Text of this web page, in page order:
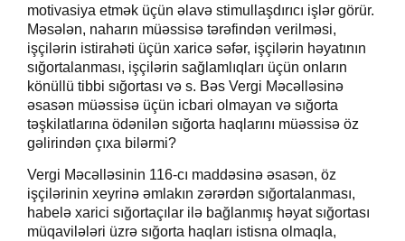
motivasiya etmək üçün əlavə stimullaşdırıcı işlər görür.
Məsələn, naharın müəssisə tərəfindən verilməsi,
işçilərin istirahəti üçün xaricə səfər, işçilərin həyatının
sığortalanması, işçilərin sağlamlıqları üçün onların
könüllü tibbi sığortası və s. Bəs Vergi Məcəlləsinə
əsasən müəssisə üçün icbari olmayan və sığorta
təşkilatlarına ödənilən sığorta haqlarını müəssisə öz
gəlirindən çıxa bilərmi?
Vergi Məcəlləsinin 116-cı maddəsinə əsasən, öz
işçilərinin xeyrinə əmlakın zərərdən sığortalanması,
habelə xarici sığortaçılar ilə bağlanmış həyat sığortası
müqavilələri üzrə sığorta haqları istisna olmaqla,